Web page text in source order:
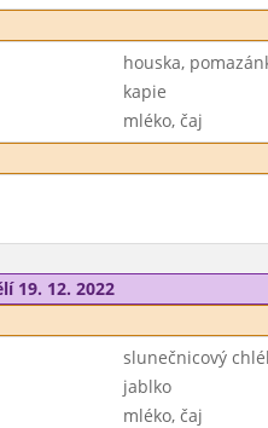
houska,
kapie
mléko, čaj
19. 12. 2022
slunečnicový
jablko
mléko, čaj